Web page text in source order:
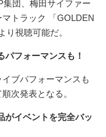
団、梅田サイファー
トラック 「GOLDEN
り視聴可能だ。
フォーマンスも！
ブパフォーマンスも
次発表となる。
イベントを完全バッ